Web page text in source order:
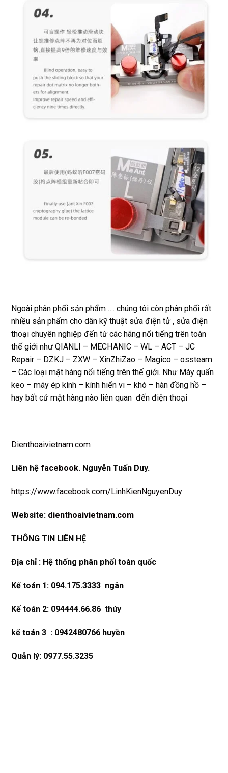
Ngoài phân phối sản phẩm …. chúng tôi còn phân phối rất
nhiều sản phẩm cho dân kỹ thuật sửa điện tử , sửa điện
thoại chuyên nghiệp đến từ các hãng nổi tiếng trên toàn
thế giới như QIANLI – MECHANIC – WL – ACT – JC
Repair – DZKJ – ZXW – XinZhiZao – Magico – ossteam
– Các loại mặt hàng nổi tiếng trên thế giới. Như Máy quấn
keo – máy ép kính – kính hiển vi – khò – hàn đồng hồ –
hay bất cứ mặt hàng nào liên quan đến điện thoại
Dienthoaivietnam.com
Liên hệ facebook. Nguyễn Tuấn Duy.
https://www.facebook.com/LinhKienNguyenDuy
Website: dienthoaivietnam.com
THÔNG TIN LIÊN HỆ
Địa chỉ : Hệ thống phân phối toàn quốc
Kế toán 1: 094.175.3333 ngân
Kế toán 2: 094444.66.86 thúy
kế toán 3 : 0942480766 huyền
Quản lý: 0977.55.3235